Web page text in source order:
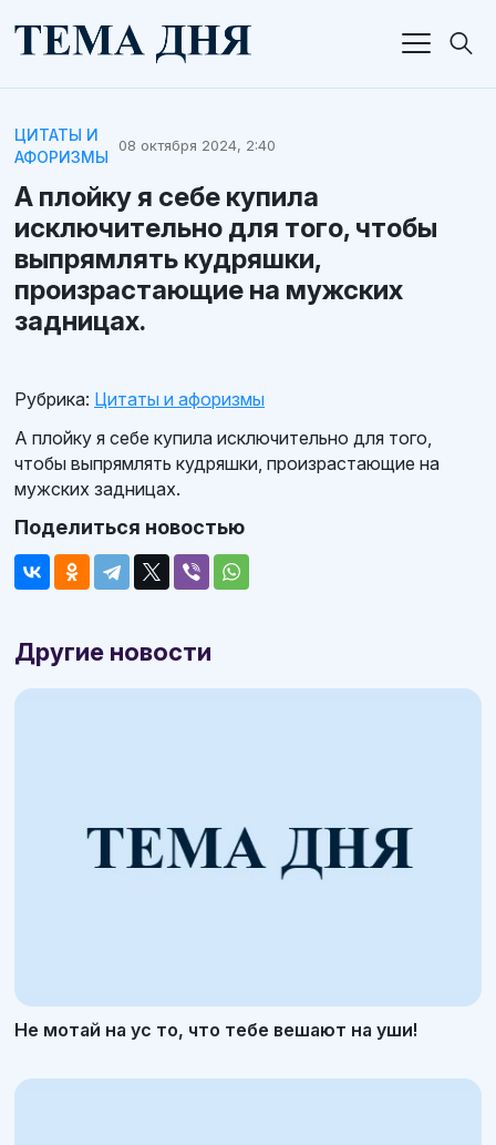
ЦИТАТЫ И
АФОРИЗМЫ
08 октября 2024, 2:40
А плойку я себе купила
исключительно для того, чтобы
выпрямлять кудряшки,
произрастающие на мужских
задницах.
Рубрика: Цитаты и афоризмы
А плойку я себе купила исключительно для того,
чтобы выпрямлять кудряшки, произрастающие на
мужских задницах.
Поделиться новостью
Другие новости
Не мотай на ус то, что тебе вешают на уши!